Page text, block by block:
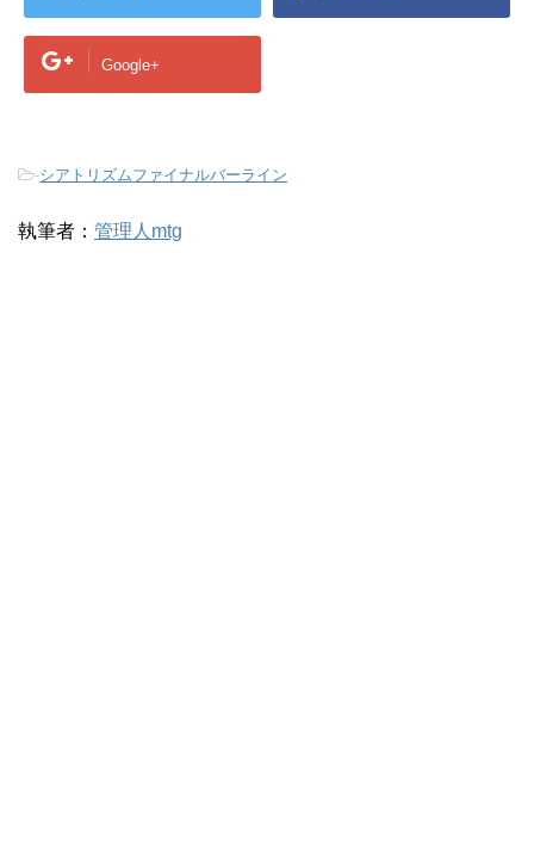
Google+
-シアトリズムファイナルバーライン
執筆者： 管理人mtg